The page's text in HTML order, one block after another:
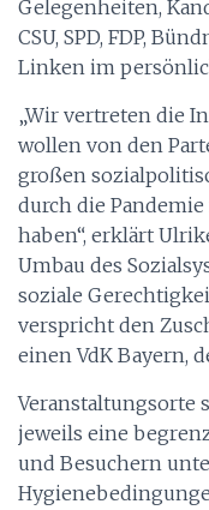
Gelegenheiten,
CSU, SPD, FDP,
Linken im
„Wir vertreten die
wollen von den
großen
durch die
haben“, erklärt
Umbau des
soziale
verspricht den
einen VdK Bayern,
Veranstaltungsorte
jeweils eine
und Besuchern